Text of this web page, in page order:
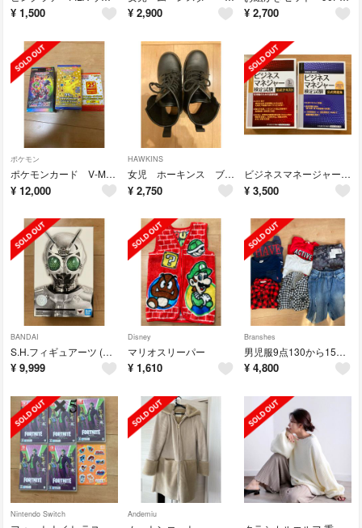
¥ 1,500 ¥ 2,900 ¥ 2,700
ポケモン
ポケモンカード V-MAXクライマックスと拡張パックプロモ4枚
¥ 12,000
HAWKINS
女児 ホーキンス ブーツ
¥ 2,750
ビジネスマネージャー検定試験 公式テキスト&問題集
¥ 3,500
BANDAI
S.H.フィギュアーツ (真骨彫製法) シャドームーン
¥ 9,999
Disney
マリオスリーパー
¥ 1,610
Branshes
男児服9点130から150サイズまとめ売り
¥ 4,800
Nintendo Switch Andemiu